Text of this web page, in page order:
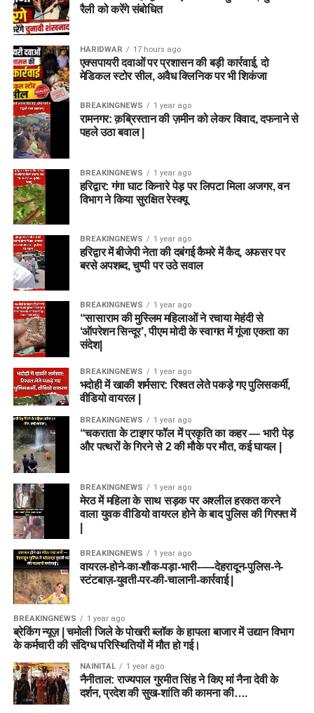
रैली को करेंगे संबोधित
HARIDWAR 17 hours ago
एक्सपायरी दवाओं पर प्रशासन की बड़ी कार्रवाई, दो
मेडिकल स्टोर सील, अवैध क्लिनिक पर भी शिकंजा
BREAKINGNEWS 1 year ago
रामनगर: क़ब्रिस्तान की ज़मीन को लेकर विवाद, दफनाने से
पहले उठा बवाल |
BREAKINGNEWS 1 year ago
हरिद्वार: गंगा घाट किनारे पेड़ पर लिपटा मिला अजगर, वन
विभाग ने किया सुरक्षित रेस्क्यू
BREAKINGNEWS 1 year ago
हरिद्वार में बीजेपी नेता की दबंगई कैमरे में कैद, अफसर पर
बरसे अपशब्द, चुप्पी पर उठे सवाल
BREAKINGNEWS 1 year ago
“सासाराम की मुस्लिम महिलाओं ने रचाया मेहंदी से
‘ऑपरेशन सिन्दूर’, पीएम मोदी के स्वागत में गूंजा एकता का
संदेश|
BREAKINGNEWS 1 year ago
भदोही में खाकी शर्मसार: रिश्वत लेते पकड़े गए पुलिसकर्मी,
वीडियो वायरल |
BREAKINGNEWS 1 year ago
“चकराता के टाइगर फॉल में प्रकृति का कहर — भारी पेड़
और पत्थरों के गिरने से 2 की मौके पर मौत, कई घायल |
BREAKINGNEWS 1 year ago
मेरठ में महिला के साथ सड़क पर अश्लील हरकत करने
वाला युवक वीडियो वायरल होने के बाद पुलिस की गिरफ्त में
BREAKINGNEWS 1 year ago
वायरल-होने-का-शौक-पड़ा-भारी-—-देहरादून-पुलिस-ने-
स्टंटबाज़-युवती-पर-की-चालानी-कार्रवाई |
BREAKINGNEWS 1 year ago
ब्रेकिंग न्यूज़ | चमोली जिले के पोखरी ब्लॉक के हापला बाजार में उद्यान विभाग
के कर्मचारी की संदिग्ध परिस्थितियों में मौत हो गई।
NAINITAL 1 year ago
नैनीताल: राज्यपाल गुरमीत सिंह ने किए मां नैना देवी के
दर्शन, प्रदेश की सुख-शांति की कामना की….